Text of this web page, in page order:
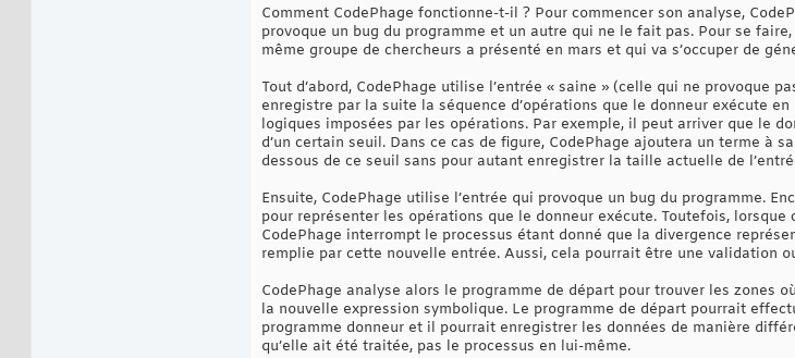
Comment CodePhage fonctionne-t-il ? Pour commencer son analyse,
provoque un bug du programme et un autre qui ne le fait pas. Pour se
même groupe de chercheurs a présenté en mars et qui va s’occuper de
Tout d’abord, CodePhage utilise l’entrée « saine » (celle qui ne provoque
enregistre par la suite la séquence d’opérations que le donneur exécute
logiques imposées par les opérations. Par exemple, il peut arriver que le
d’un certain seuil. Dans ce cas de figure, CodePhage ajoutera un terme à
dessous de ce seuil sans pour autant enregistrer la taille actuelle de
Ensuite, CodePhage utilise l’entrée qui provoque un bug du programme.
pour représenter les opérations que le donneur exécute. Toutefois,
CodePhage interrompt le processus étant donné que la divergence
remplie par cette nouvelle entrée. Aussi, cela pourrait être une validation
CodePhage analyse alors le programme de départ pour trouver les zones
la nouvelle expression symbolique. Le programme de départ pourrait
programme donneur et il pourrait enregistrer les données de manière
qu’elle ait été traitée, pas le processus en lui-même.